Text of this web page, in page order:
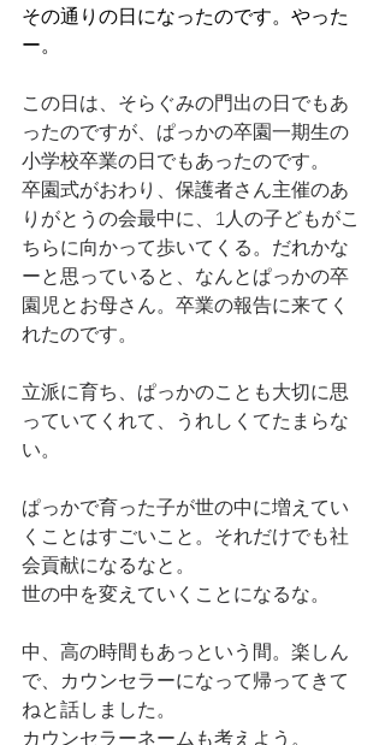
その通りの日になったのです。やった
ー。
この日は、そらぐみの門出の日でもあ
ったのですが、ぱっかの卒園一期生の
小学校卒業の日でもあったのです。
卒園式がおわり、保護者さん主催のあ
りがとうの会最中に、1人の子どもがこ
ちらに向かって歩いてくる。だれかな
ーと思っていると、なんとぱっかの卒
園児とお母さん。卒業の報告に来てく
れたのです。
立派に育ち、ぱっかのことも大切に思
っていてくれて、うれしくてたまらな
い。
ぱっかで育った子が世の中に増えてい
くことはすごいこと。それだけでも社
会貢献になるなと。
世の中を変えていくことになるな。
中、高の時間もあっという間。楽しん
で、カウンセラーになって帰ってきて
ねと話しました。
カウンセラーネームも考えよう。